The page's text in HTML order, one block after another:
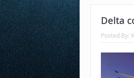
Delta
Posted By: